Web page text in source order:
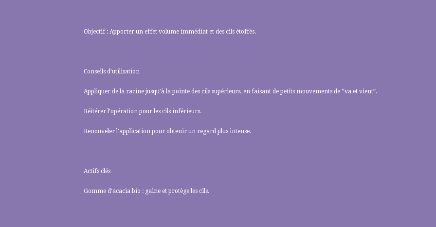
Objectif : Apporter un effet volume immédiat et des cils étoffés.
Conseils d’utilisation
Appliquer de la racine jusqu’à la pointe des cils supérieurs, en faisant de petits mouvements de “va et vient”.
Réitérer l’opération pour les cils inférieurs.
Renouveler l’application pour obtenir un regard plus intense.
Actifs clés
Gomme d’acacia bio : gaine et protège les cils.